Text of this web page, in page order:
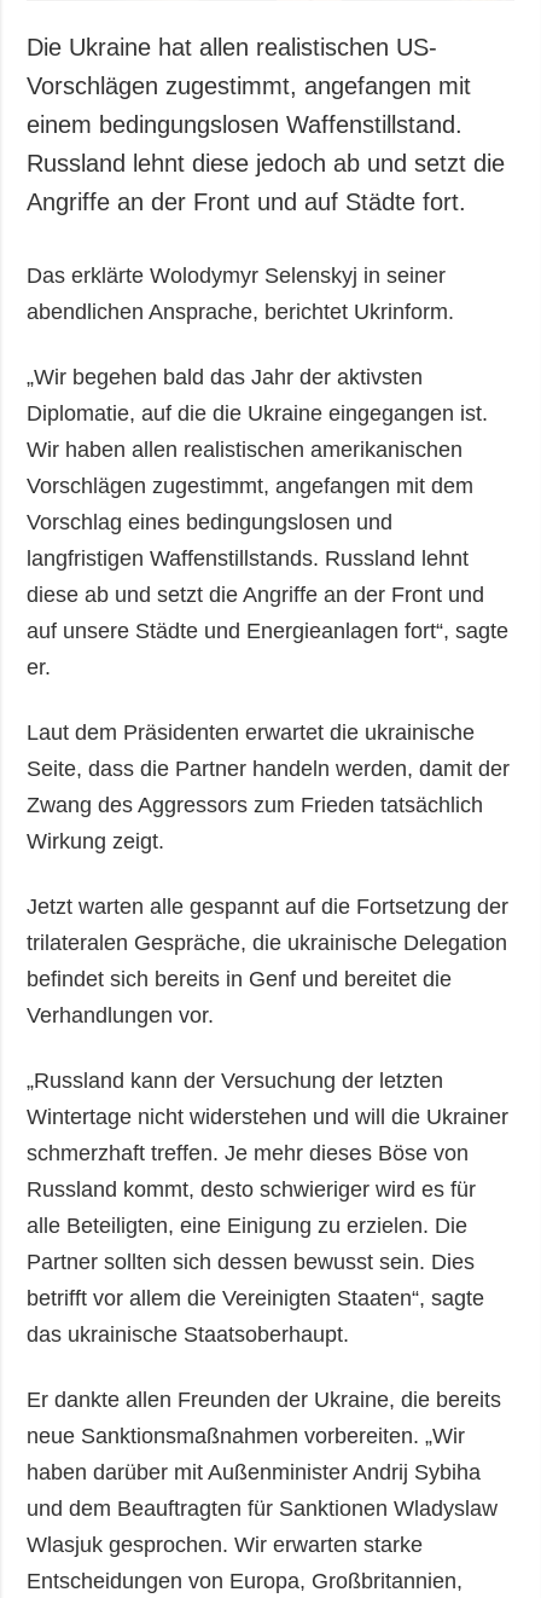
Die Ukraine hat allen realistischen US-
Vorschlägen zugestimmt, angefangen mit
einem bedingungslosen Waffenstillstand.
Russland lehnt diese jedoch ab und setzt die
Angriffe an der Front und auf Städte fort.
Das erklärte Wolodymyr Selenskyj in seiner
abendlichen Ansprache, berichtet Ukrinform.
„Wir begehen bald das Jahr der aktivsten
Diplomatie, auf die die Ukraine eingegangen ist.
Wir haben allen realistischen amerikanischen
Vorschlägen zugestimmt, angefangen mit dem
Vorschlag eines bedingungslosen und
langfristigen Waffenstillstands. Russland lehnt
diese ab und setzt die Angriffe an der Front und
auf unsere Städte und Energieanlagen fort“, sagte
er.
Laut dem Präsidenten erwartet die ukrainische
Seite, dass die Partner handeln werden, damit der
Zwang des Aggressors zum Frieden tatsächlich
Wirkung zeigt.
Jetzt warten alle gespannt auf die Fortsetzung der
trilateralen Gespräche, die ukrainische Delegation
befindet sich bereits in Genf und bereitet die
Verhandlungen vor.
„Russland kann der Versuchung der letzten
Wintertage nicht widerstehen und will die Ukrainer
schmerzhaft treffen. Je mehr dieses Böse von
Russland kommt, desto schwieriger wird es für
alle Beteiligten, eine Einigung zu erzielen. Die
Partner sollten sich dessen bewusst sein. Dies
betrifft vor allem die Vereinigten Staaten“, sagte
das ukrainische Staatsoberhaupt.
Er dankte allen Freunden der Ukraine, die bereits
neue Sanktionsmaßnahmen vorbereiten. „Wir
haben darüber mit Außenminister Andrij Sybiha
und dem Beauftragten für Sanktionen Wladyslaw
Wlasjuk gesprochen. Wir erwarten starke
Entscheidungen von Europa, Großbritannien,